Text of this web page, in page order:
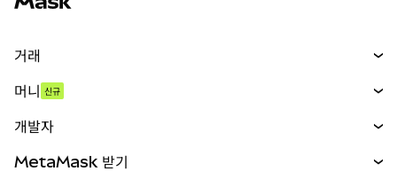
거래
무기한 선물
실물자산
머니 신규
개발자
MetaMask 받기